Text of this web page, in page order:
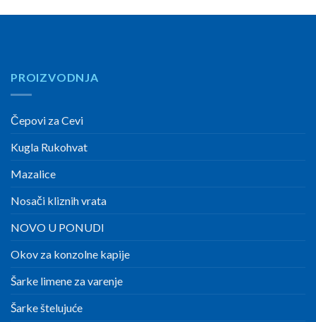
PROIZVODNJA
Čepovi za Cevi
Kugla Rukohvat
Mazalice
Nosači kliznih vrata
NOVO U PONUDI
Okov za konzolne kapije
Šarke limene za varenje
Šarke štelujuće